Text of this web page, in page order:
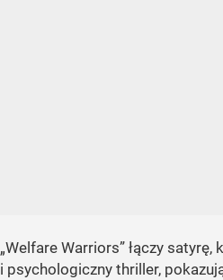
„Welfare Warriors” łączy
i psychologiczny thriller,